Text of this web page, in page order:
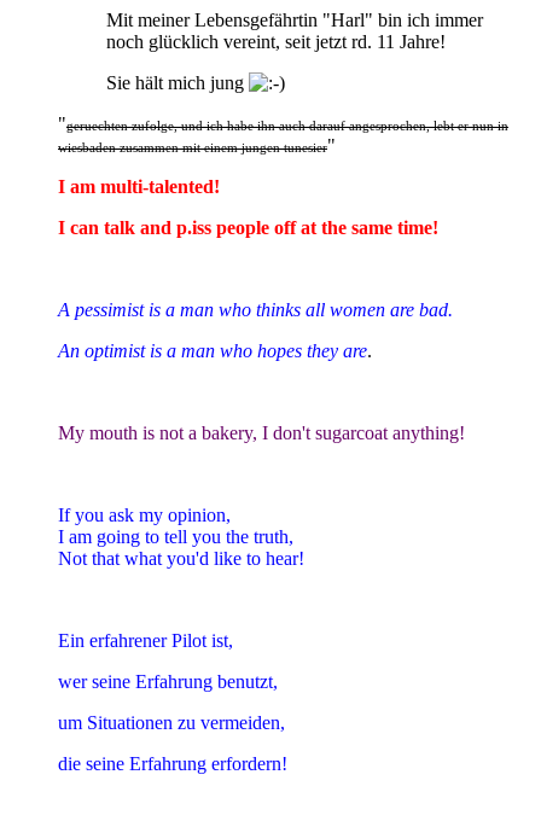
Mit meiner Lebensgefährtin "Harl" bin ich immer
noch glücklich vereint, seit jetzt rd. 11 Jahre!
Sie hält mich jung
"geruechten zufolge, und ich habe ihn auch darauf angesprochen, lebt er nun in
wiesbaden zusammen mit einem jungen tunesier"
I am multi-talented!
I can talk and p.iss people off at the same time!
A pessimist is a man who thinks all women are bad.
An optimist is a man who hopes they are.
My mouth is not a bakery, I don't sugarcoat anything!
If you ask my opinion,
I am going to tell you the truth,
Not that what you'd like to hear!
Ein erfahrener Pilot ist,
wer seine Erfahrung benutzt,
um Situationen zu vermeiden,
die seine Erfahrung erfordern!